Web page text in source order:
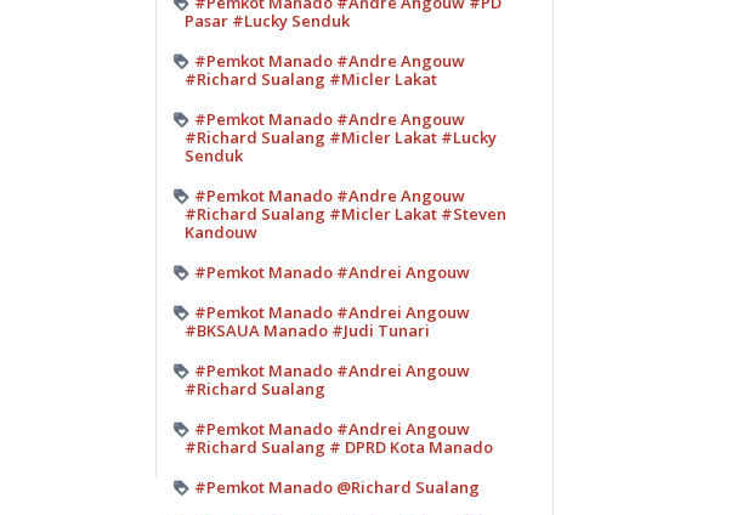
Pasar #Lucky Senduk
#Pemkot Manado #Andre Angouw
#Richard Sualang #Micler Lakat
#Pemkot Manado #Andre Angouw
#Richard Sualang #Micler Lakat #Lucky
Senduk
#Pemkot Manado #Andre Angouw
#Richard Sualang #Micler Lakat #Steven
Kandouw
#Pemkot Manado #Andrei Angouw
#Pemkot Manado #Andrei Angouw
#BKSAUA Manado #Judi Tunari
#Pemkot Manado #Andrei Angouw
#Richard Sualang
#Pemkot Manado #Andrei Angouw
#Richard Sualang # DPRD Kota Manado
#Pemkot Manado @Richard Sualang